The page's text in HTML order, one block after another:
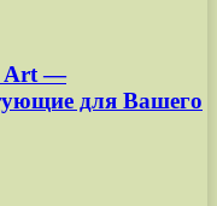
Art —
для Вашего